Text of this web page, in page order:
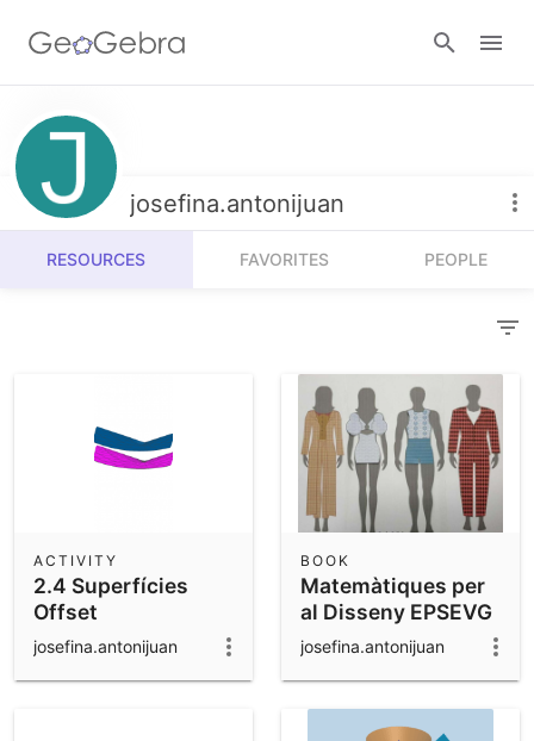
Resources
Number Sense
Algebra
Operations
Community Resources
Get started with our Resources
Calculators
Notes
App Downloads
Get started with the GeoGebra Apps
josefina.antonijuan
RESOURCES FAVORITES PEOPLE
2.4 Superfícies
Offset
ACTIVITY
josefina.antonijuan
Matemàtiques per
al Disseny EPSEVG
BOOK
josefina.antonijuan